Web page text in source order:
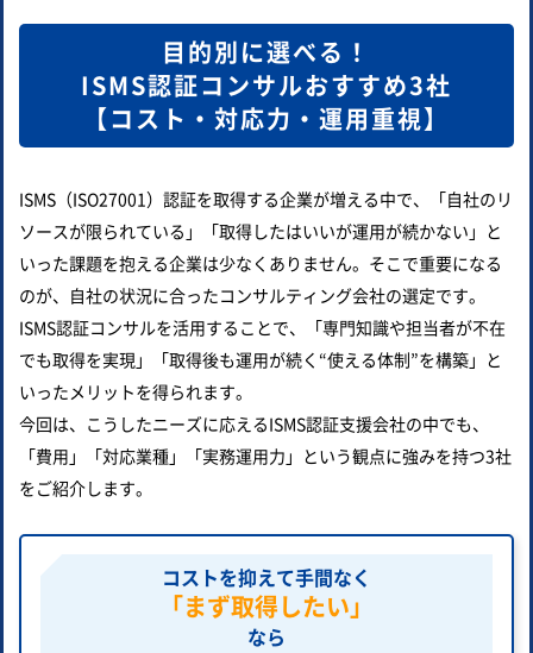
目的別に選べる！
ISMS認証コンサルおすすめ3社
【コスト・対応力・運用重視】
ISMS（ISO27001）認証を取得する企業が増える中で、「自社のリ
ソースが限られている」「取得したはいいが運用が続かない」と
いった課題を抱える企業は少なくありません。そこで重要になる
のが、自社の状況に合ったコンサルティング会社の選定です。
ISMS認証コンサルを活用することで、「専門知識や担当者が不在
でも取得を実現」「取得後も運用が続く“使える体制”を構築」と
いったメリットを得られます。
今回は、こうしたニーズに応えるISMS認証支援会社の中でも、
「費用」「対応業種」「実務運用力」という観点に強みを持つ3社
をご紹介します。
コストを抑えて手間なく
「まず取得したい」
なら